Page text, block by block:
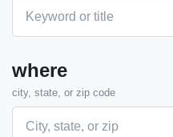
where
city, state, or zip code